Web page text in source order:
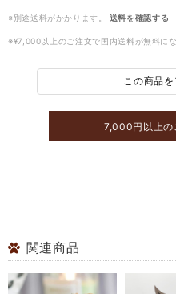
※別途送料がかかります。 送料を確認する
※¥7,000以上のご注文で国内送料が無料にな
この商品
7,000円以上の
関連商品